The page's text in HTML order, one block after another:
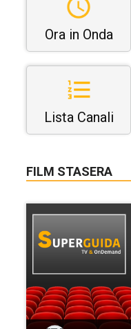
Ora in Onda
Lista Canali
FILM STASERA